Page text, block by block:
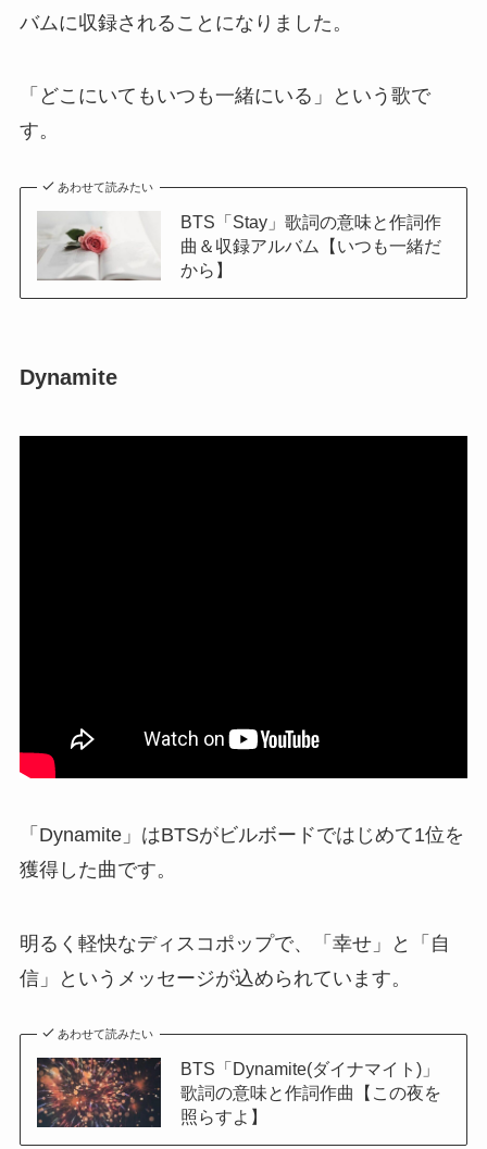
バムに収録されることになりました。
「どこにいてもいつも一緒にいる」という歌で
す。
あわせて読みたい
BTS「Stay」歌詞の意味と作詞作
曲＆収録アルバム【いつも一緒だ
から】
Dynamite
「Dynamite」はBTSがビルボードではじめて1位を
獲得した曲です。
明るく軽快なディスコポップで、「幸せ」と「自
信」というメッセージが込められています。
あわせて読みたい
BTS「Dynamite(ダイナマイト)」
歌詞の意味と作詞作曲【この夜を
照らすよ】